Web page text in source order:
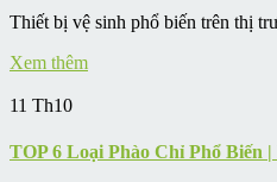
Thiết bị vệ sinh phổ biến trên thị
Xem thêm
11 Th10
TOP 6 Loại Phào Chỉ Phổ Biến